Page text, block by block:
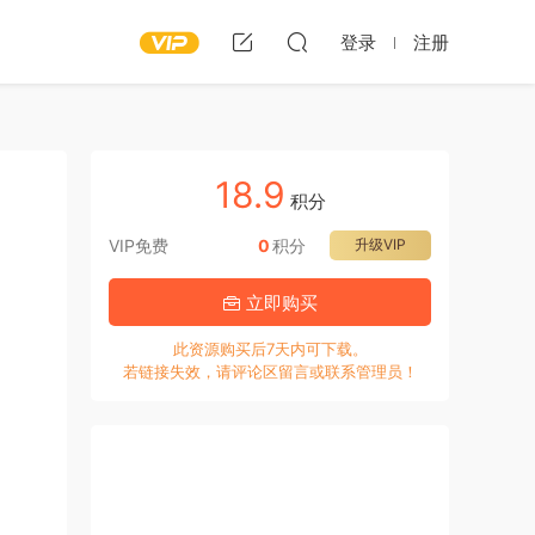
登录 注册
18.9 积分
VIP免费 升级VIP
0积分
立即购买
此资源购买后7天内可下载。
若链接失效，请评论区留言或联系管理员！